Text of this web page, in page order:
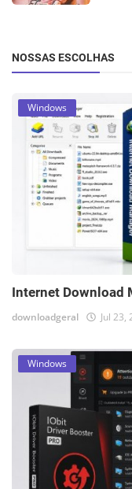
NOSSAS ESCOLHAS
Windows
Internet Download
downloadgeral Jul 23,
Windows